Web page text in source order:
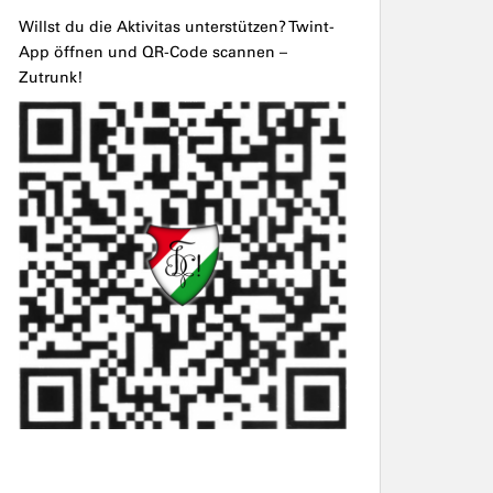
Willst du die Aktivitas unterstützen? Twint-
App öffnen und QR-Code scannen –
Zutrunk!